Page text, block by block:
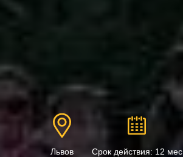
Львов Срок действия: 12 мес